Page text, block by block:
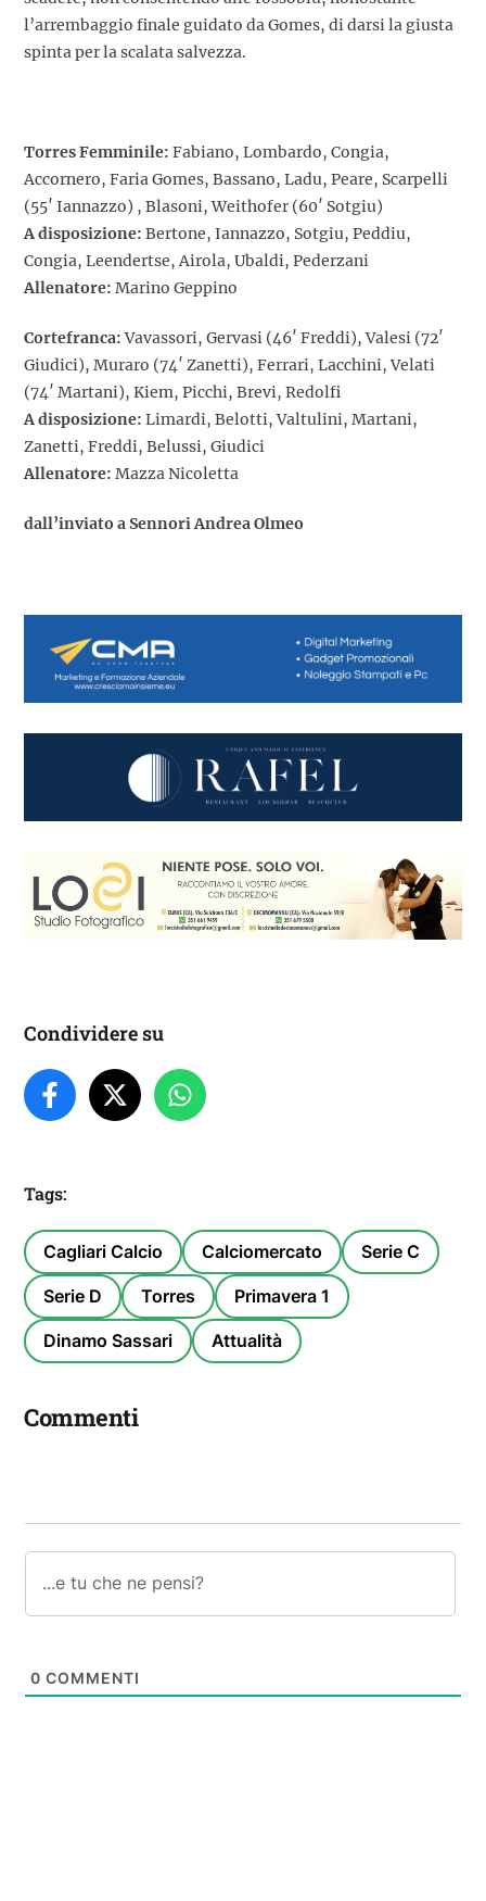
l’arrembaggio finale guidato da Gomes, di darsi la giusta
spinta per la scalata salvezza.
Torres Femminile: Fabiano, Lombardo, Congia,
Accornero, Faria Gomes, Bassano, Ladu, Peare, Scarpelli
(55′ Iannazzo) , Blasoni, Weithofer (60′ Sotgiu)
A disposizione: Bertone, Iannazzo, Sotgiu, Peddiu,
Congia, Leendertse, Airola, Ubaldi, Pederzani
Allenatore: Marino Geppino
Cortefranca:Vavassori, Gervasi (46′ Freddi), Valesi (72′
Giudici), Muraro (74′ Zanetti), Ferrari, Lacchini, Velati
(74′ Martani), Kiem, Picchi, Brevi, Redolfi
A disposizione: Limardi, Belotti, Valtulini, Martani,
Zanetti, Freddi, Belussi, Giudici
Allenatore: Mazza Nicoletta
dall’inviato a Sennori Andrea Olmeo
Condividere su
Tags:
Cagliari Calcio Calciomercato Serie C
Serie D Torres Primavera 1
Dinamo Sassari Attualità
Commenti
0 COMMENTI